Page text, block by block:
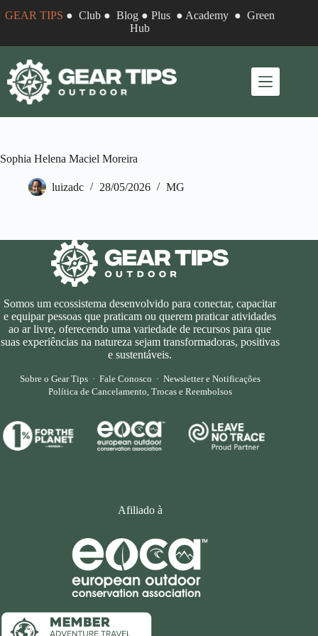
para
conteúdo
GEAR TIPS ●Club ●Blog ●Plus ● Academy ●Green
Hub
Sophia Helena Maciel Moreira
luizadc 28/05/2026 MG
Somos um ecossistema desenvolvido para conectar, capacitar
e equipar pessoas que praticam ou querem praticar atividades
ao ar livre, oferecendo uma variedade de recursos para que
suas experiências na natureza sejam transformadoras, positivas
e sustentáveis.
Sobre o Gear Tips· Fale Conosco · Newsletter e Notificações
Política de Cancelamento, Trocas e Reembolsos
Afiliado à